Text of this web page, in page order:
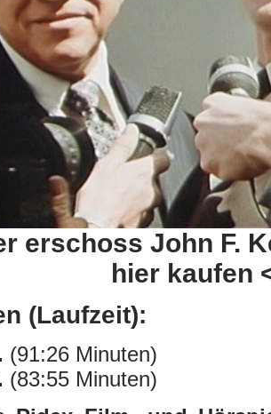
erschoss John F.
hier kaufen
(Laufzeit):
(91:26 Minuten)
(83:55 Minuten)